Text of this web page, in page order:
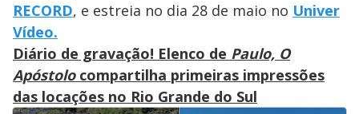
RECORD, e estreia no dia 28 de maio no Univer
Vídeo.
Diário de gravação! Elenco de Paulo, O
Apóstolocompartilha primeiras impressões
das locações no Rio Grande do Sul